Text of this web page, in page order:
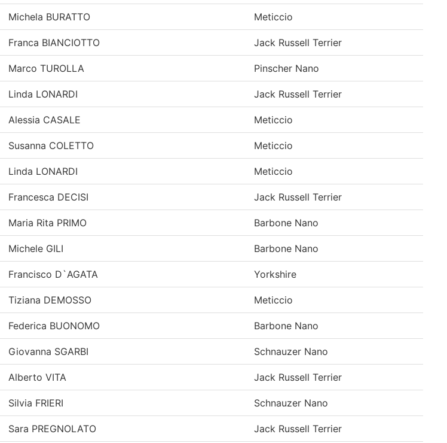
Michela BURATTO Meticcio
Franca BIANCIOTTO Jack Russell Terrier
Marco TUROLLA Pinscher Nano
Linda LONARDI Jack Russell Terrier
Alessia CASALE Meticcio
Susanna COLETTO Meticcio
Linda LONARDI Meticcio
Francesca DECISI Jack Russell Terrier
Maria Rita PRIMO Barbone Nano
Michele GILI Barbone Nano
Francisco D`AGATA Yorkshire
Tiziana DEMOSSO Meticcio
Federica BUONOMO Barbone Nano
Giovanna SGARBI Schnauzer Nano
Alberto VITA Jack Russell Terrier
Silvia FRIERI Schnauzer Nano
Sara PREGNOLATO Jack Russell Terrier